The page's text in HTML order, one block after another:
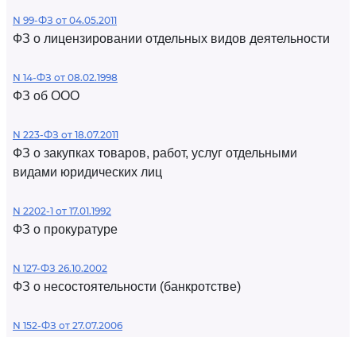
N 99-ФЗ от 04.05.2011
ФЗ о лицензировании отдельных видов деятельности
N 14-ФЗ от 08.02.1998
ФЗ об ООО
N 223-ФЗ от 18.07.2011
ФЗ о закупках товаров, работ, услуг отдельными
видами юридических лиц
N 2202-1 от 17.01.1992
ФЗ о прокуратуре
N 127-ФЗ 26.10.2002
ФЗ о несостоятельности (банкротстве)
N 152-ФЗ от 27.07.2006